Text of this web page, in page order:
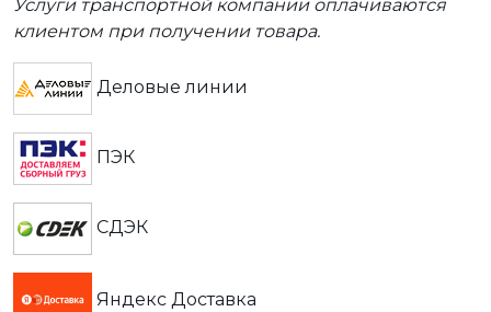
Услуги транспортной компании оплачиваются
клиентом при получении товара.
Деловые линии
ПЭК
СДЭК
Яндекс Доставка